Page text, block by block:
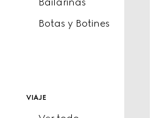
Botas y Botines
viaje